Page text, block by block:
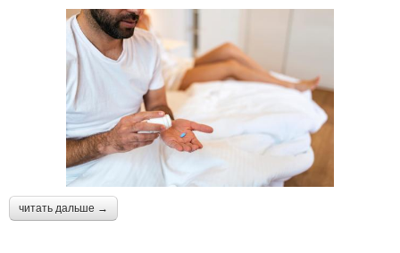
читать дальше →